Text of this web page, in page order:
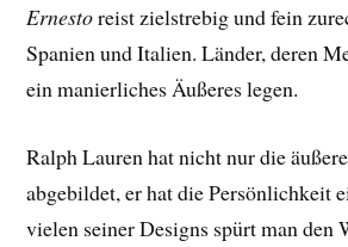
Ernestoreist zielstrebig und fein
Spanien und Italien. Länder, deren
ein manierliches Äußeres legen.
Ralph Lauren hat nicht nur die
abgebildet, er hat die Persönlichkeit
vielen seiner Designs spürt man den